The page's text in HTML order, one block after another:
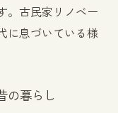
。古民家リノベー
に息づいている様
の暮らし